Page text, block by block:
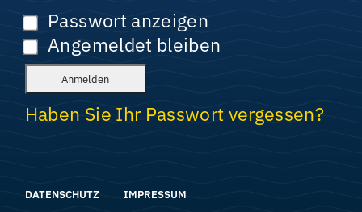
DATENSCHUTZ IMPRESSUM
Passwort anzeigen
Angemeldet bleiben
Haben Sie Ihr Passwort vergessen?